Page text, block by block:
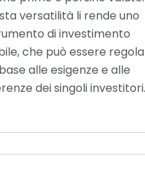
versatilità li rende uno
di investimento
che può essere
alle esigenze e alle
dei singoli investitori.